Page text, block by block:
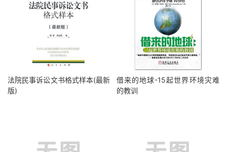
法院民事诉讼文书格式样本(最新
版)
借来的地球-15起世界环境灾难
的教训